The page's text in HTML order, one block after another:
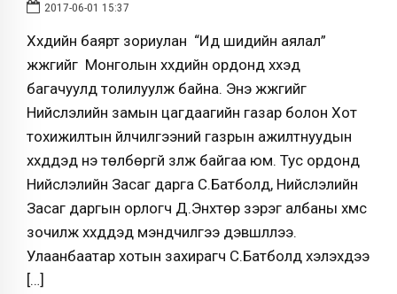
2017-06-01 15:37
Хүүхдийн баярт зориулан “Ид шидийн аялал”
жүжгийг Монголын хүүхдийн ордонд хүүхэд
багачуулд толилуулж байна. Энэ жүжгийг
Нийслэлийн замын цагдаагийн газар болон Хот
тохижилтын үйлчилгээний газрын ажилтнуудын
хүүхдүүдэд үнэ төлбөргүй үзүүлж байгаа юм. Тус ордонд
Нийслэлийн Засаг дарга С.Батболд, Нийслэлийн
Засаг даргын орлогч Д.Энхтөр зэрэг албаны хүмүүс
зочилж хүүхдүүдэд мэндчилгээ дэвшүүллээ.
Улаанбаатар хотын захирагч С.Батболд хэлэхдээ
[…]